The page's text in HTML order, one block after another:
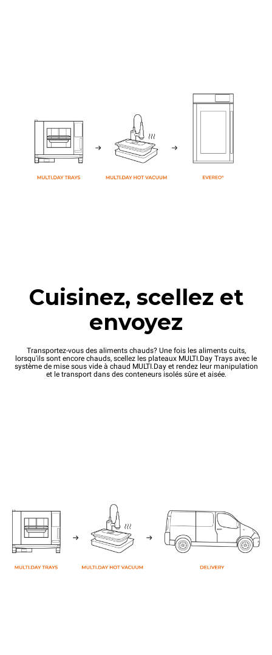
Cuisinez, scellez et
envoyez
Transportez-vous des aliments chauds? Une fois les aliments cuits,
lorsqu'ils sont encore chauds, scellez les plateaux MULTI.Day Trays avec le
système de mise sous vide à chaud MULTI.Day et rendez leur manipulation
et le transport dans des conteneurs isolés sûre et aisée.